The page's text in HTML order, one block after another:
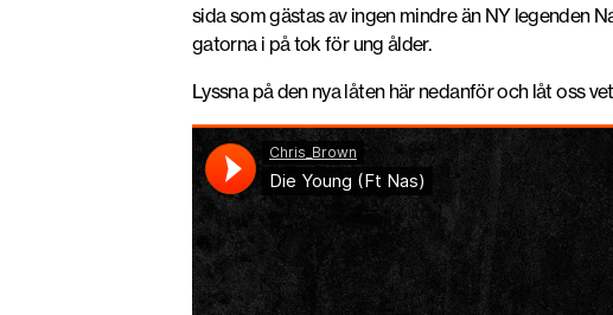
sida som gästas av ingen mindre än NY legenden
gatorna i på tok för ung ålder.
Lyssna på den nya låten här nedanför och låt oss